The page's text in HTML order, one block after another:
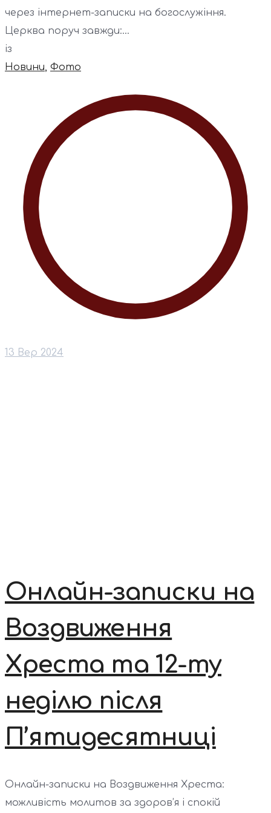
через інтернет-записки на богослужіння.
Церква поруч завжди:...
із
Новини Фото
13 Вер 2024
Онлайн-записки на
Воздвиження
Хреста та 12-ту
неділю після
П’ятидесятниці
Онлайн-записки на Воздвиження Хреста:
можливість молитов за здоров’я і спокій